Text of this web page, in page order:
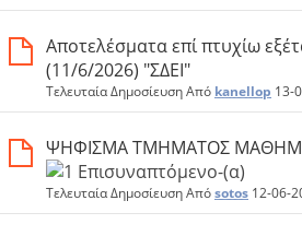
Αποτελέσματα επί πτυχίω
(11/6/2026) "ΣΔΕΙ"
Τελευταία Δημοσίευση Από kanellop 13-
ΨΗΦΙΣΜΑ ΤΜΗΜΑΤΟΣ
Τελευταία Δημοσίευση Απόsotos 12-06-